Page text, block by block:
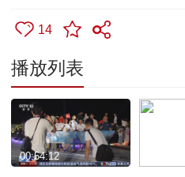
14
播放列表
00:54:12